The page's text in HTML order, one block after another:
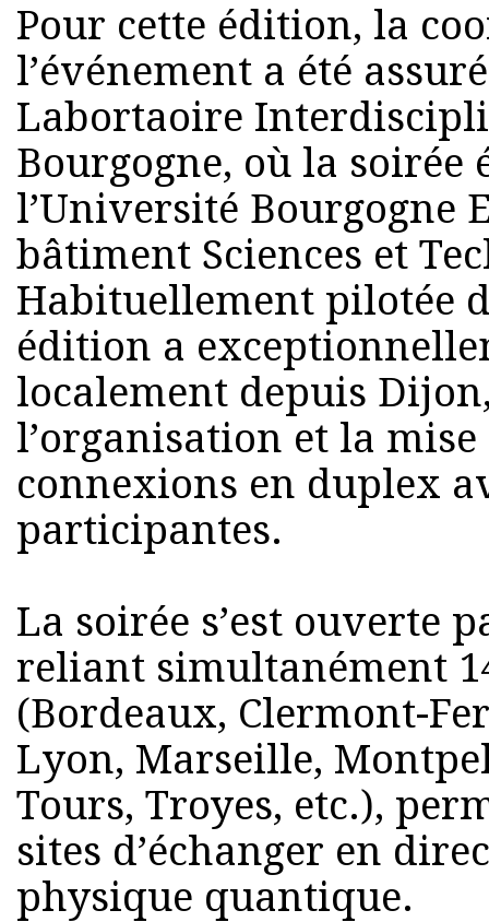
Pour cette édition, la
l’événement a été
Labortaoire
Bourgogne, où la soirée
l’Université Bourgogne
bâtiment Sciences et
Habituellement pilotée
édition a
localement depuis
l’organisation et la mise
connexions en duplex
participantes.
La soirée s’est ouverte
reliant simultanément
(Bordeaux, Clermont-
Lyon, Marseille,
Tours, Troyes, etc.),
sites d’échanger en
physique quantique.